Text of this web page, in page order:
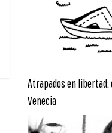
Atrapados en libertad:
Venecia